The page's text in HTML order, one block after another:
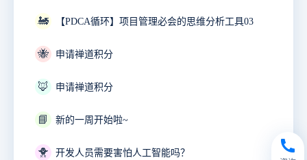
🚂 【PDCA循环】项目管理必会的思维分析工具03
🐝 申请禅道积分
🦊 申请禅道积分
📘 新的一周开始啦~
🐥 开发人员需要害怕人工智能吗？